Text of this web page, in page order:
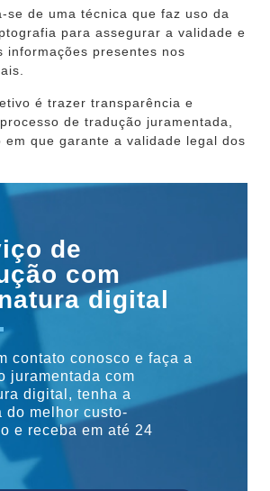
se de uma técnica que faz uso da
para assegurar a validade e
informações presentes nos
é trazer transparência e
de tradução juramentada,
em que garante a validade legal dos
de
com
digital
contato conosco e faça a
juramentada com
digital, tenha a
do melhor custo-
e receba em até 24